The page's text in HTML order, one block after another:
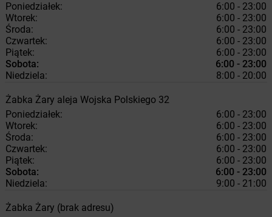
Poniedziałek:
6:00 - 23:00
Wtorek:
6:00 - 23:00
Środa:
6:00 - 23:00
Czwartek:
6:00 - 23:00
Piątek:
6:00 - 23:00
Sobota:
6:00 - 23:00
Niedziela:
8:00 - 20:00
Żabka Żary aleja Wojska Polskiego 32
Poniedziałek:
6:00 - 23:00
Wtorek:
6:00 - 23:00
Środa:
6:00 - 23:00
Czwartek:
6:00 - 23:00
Piątek:
6:00 - 23:00
Sobota:
6:00 - 23:00
Niedziela:
9:00 - 21:00
Żabka Żary (brak adresu)